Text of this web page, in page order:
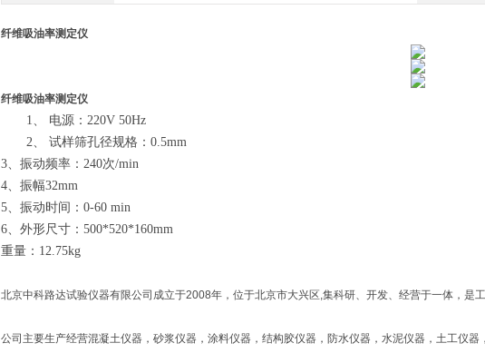
纤维吸油率测定仪
纤维吸油率测定仪
1、 电源：220V 50Hz
2、 试样筛孔径规格：0.5mm
3、振动频率：240次/min
4、振幅32mm
5、振动时间：0-60 min
6、外形尺寸：500*520*160mm
重量： 12.75kg
北京中科路达试验仪器有限公司成立于2008年，位于北京市大兴区,集科研、开发、经营于一体，是工
公司主要生产经营混凝土仪器，砂浆仪器，涂料仪器，结构胶仪器，防水仪器，水泥仪器，土工仪